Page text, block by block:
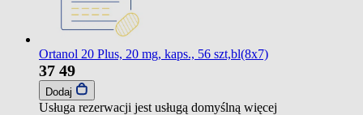
Ortanol 20 Plus, 20 mg, kaps., 56 szt,bl(8x7)
37 49
Dodaj
Usługa rezerwacji jest usługą domyślną więcej